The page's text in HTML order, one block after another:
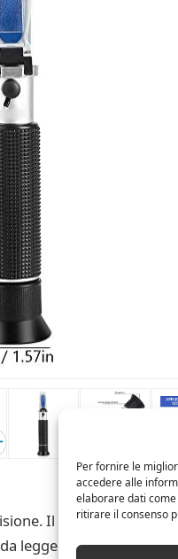
Per fornire le
accedere alle
elaborare dati
ritirare il consenso
Il nostro
leggere anche in